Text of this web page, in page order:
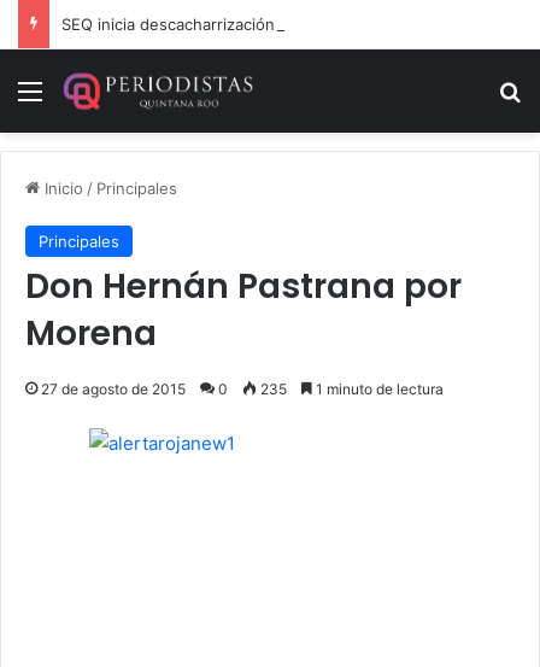
Menú
Inicio / Principales
Principales
Don Hernán Pastrana por
Morena
27 de agosto de 2015 0 235 1 minuto de lectura